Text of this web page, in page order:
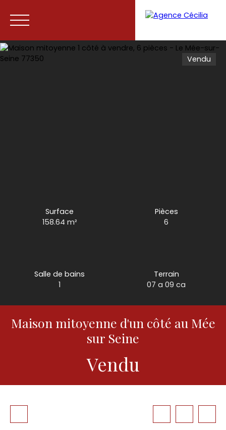
Vendu
Surface
158.64 m²
Pièces
6
Salle de bains
1
Terrain
07 a 09 ca
Maison mitoyenne d'un côté au Mée
sur Seine
Vendu